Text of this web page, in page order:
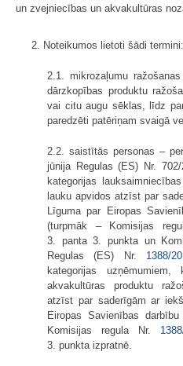
un zvejniecības un akvakultūras
2. Noteikumos lietoti šādi termini:
2.1. mikrozaļumu
dārzkopības produktu
vai citu augu sēklas, līdz
paredzēti patēriņam svaigā
2.2. saistītās personas –
jūnija Regulas (ES) Nr.
kategorijas
lauku apvidos atzīst par
Līguma par Eiropas
(turpmāk – Komisijas
3. panta 3. punkta un
Regulas (ES) Nr. 1388/
kategorijas
akvakultūras produktu
atzīst par saderīgām ar
Eiropas Savienības
Komisijas regula Nr.
3. punkta izpratnē.